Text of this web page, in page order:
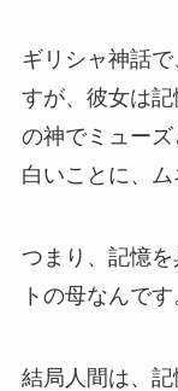
ギリシャ神話で
すが、彼女は
の神でミュー
白いことに、ム
つまり、記憶
トの母なんです
結局人間は、